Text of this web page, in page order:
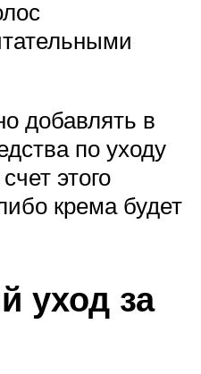
добавлять в
по уходу
этого
крема будет
уход за